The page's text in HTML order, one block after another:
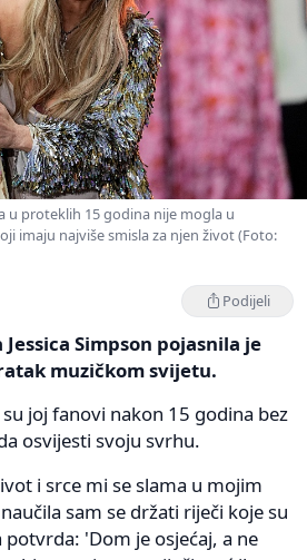
u proteklih 15 godina nije mogla u
imaju najviše smisla za njen život (Foto:
Podijeli
Simpson pojasnila je
muzičkom svijetu.
joj fanovi nakon 15 godina bez
osvijesti svoju svrhu.
i srce mi se slama u mojim
sam se držati riječi koje su
'Dom je osjećaj, a ne